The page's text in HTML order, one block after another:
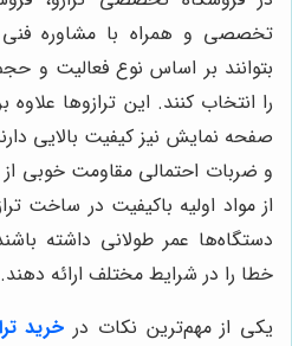
تخصصی و همراه با مشاوره فنی
بتوانند بر اساس نوع فعالیت و
را انتخاب کنند. این ترازوها
صفحه نمایش نیز کیفیت بالایی
و ضربات احتمالی مقاومت خوبی
از مواد اولیه باکیفیت در ساخت
دستگاه‌ها عمر طولانی داشته
خطا را در شرایط مختلف ارائه دهند.
یکی از مهم‌ترین نکات در خرید